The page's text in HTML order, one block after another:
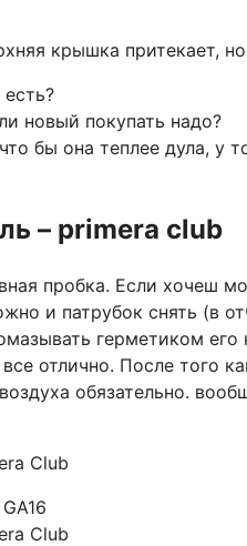
крышка притекает,
новый покупать надо?
бы она теплее дула, у
– primera club
пробка. Если хочеш
и патрубок снять (в
герметиком
отлично. После того
обязательно.